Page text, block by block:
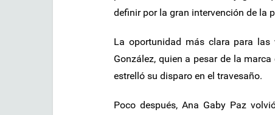
definir por la gran intervención de la
La oportunidad más clara para
González, quien a pesar de la
estrelló su disparo en el travesaño.
Poco después, Ana Gaby Paz